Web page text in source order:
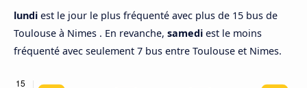
lundi est le jour le plus fréquenté avec plus de 15 bus de
Toulouse à Nimes . En revanche, samedi est le moins
fréquenté avec seulement 7 bus entre Toulouse et Nimes.